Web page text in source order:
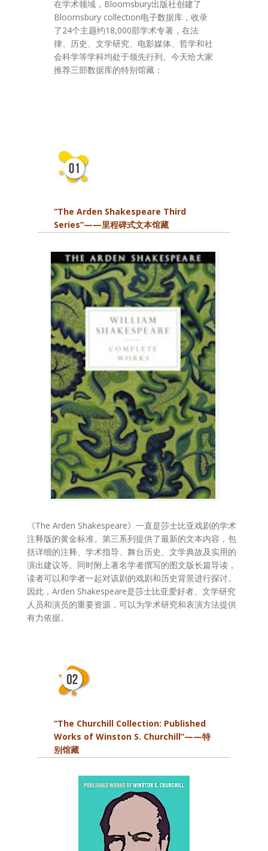
在学术领域，Bloomsbury出版社创建了
Bloomsbury collection电子数据库，收录
了24个主题约18,000部学术专著，在法
律、历史、文学研究、电影媒体、哲学和社
会科学等学科均处于领先行列。今天给大家
推荐三部数据库的特别馆藏：
“The Arden Shakespeare Third
Series”——里程碑式文本馆藏
《The Arden Shakespeare》一直是莎士比亚戏剧的学术
注释版的黄金标准。第三系列提供了最新的文本内容，包
括详细的注释、学术指导、舞台历史、文学典故及实用的
演出建议等。同时附上著名学者撰写的图文版长篇导读，
读者可以和学者一起对该剧的戏剧和历史背景进行探讨。
因此，Arden Shakespeare是莎士比亚爱好者、文学研究
人员和演员的重要资源，可以为学术研究和表演方法提供
有力依据。
“The Churchill Collection: Published
Works of Winston S. Churchill”——特
别馆藏